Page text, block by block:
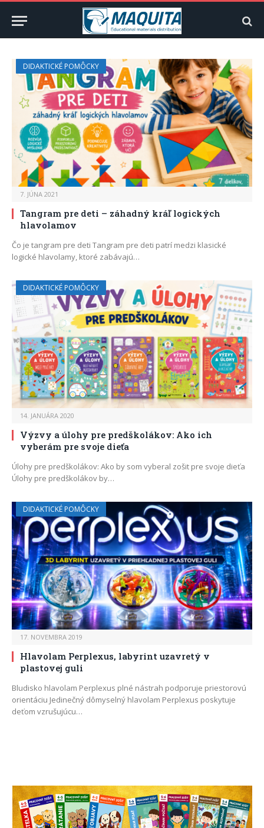
DIDAKTICKÉ POMÔCKY
7. JÚNA 2021
Tangram pre deti – záhadný kráľ logických
hlavolamov
Čo je tangram pre deti Tangram pre deti patrí medzi klasické
logické hlavolamy, ktoré zabávajú…
DIDAKTICKÉ POMÔCKY
14. JANUÁRA 2020
Výzvy a úlohy pre predškolákov: Ako ich
vyberám pre svoje dieťa
Úlohy pre predškolákov: Ako by som vyberal zošit pre svoje dieťa
Úlohy pre predškolákov by…
DIDAKTICKÉ POMÔCKY
17. NOVEMBRA 2019
Hlavolam Perplexus, labyrint uzavretý v
plastovej guli
Bludisko hlavolam Perplexus plné nástrah podporuje priestorovú
orientáciu Jedinečný dômyselný hlavolam Perplexus poskytuje
deťom vzrušujúcu…